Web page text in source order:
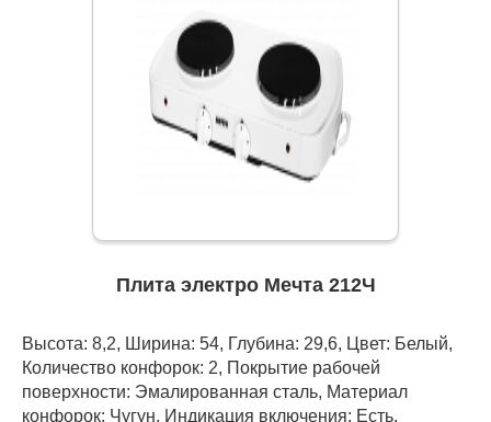
Плита электро Мечта 212Ч
Высота: 8,2, Ширина: 54, Глубина: 29,6, Цвет: Белый,
Количество конфорок: 2, Покрытие рабочей
поверхности: Эмалированная сталь, Материал
конфорок: Чугун, Индикация включения: Есть,